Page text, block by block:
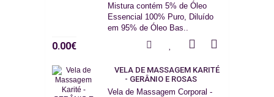
Mistura contém 5% de Óleo
Essencial 100% Puro, Diluído
em 95% de Óleo Bas..
0.00€
VELA DE MASSAGEM KARITÉ
- GERÂNIO E ROSAS
Vela de Massagem Corporal -